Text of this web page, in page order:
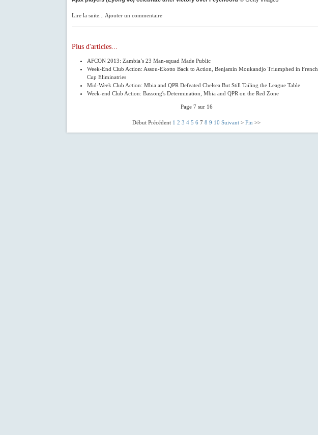
Lire la suite... Ajouter un commentaire
Plus d'articles...
AFCON 2013: Zambia’s 23 Man-squad Made Public
Week-End Club Action: Assou-Ekotto Back to Action, Benjamin Moukandjo Triumphed in French
Cup Eliminatries
Mid-Week Club Action: Mbia and QPR Defeated Chelsea But Still Tailing the League Table
Week-end Club Action: Bassong's Determination, Mbia and QPR on the Red Zone
Page 7 sur 16
Début Précédent 1 2 3 4 5 6 7 8 9 10 Suivant > Fin >>